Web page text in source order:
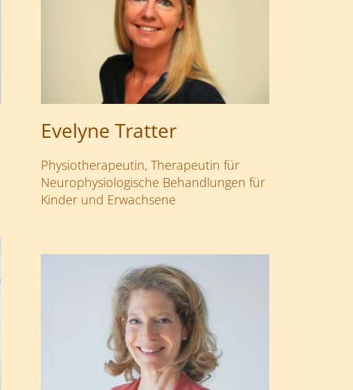
Evelyne Tratter
Physiotherapeutin, Therapeutin für
Neurophysiologische Behandlungen für
Kinder und Erwachsene